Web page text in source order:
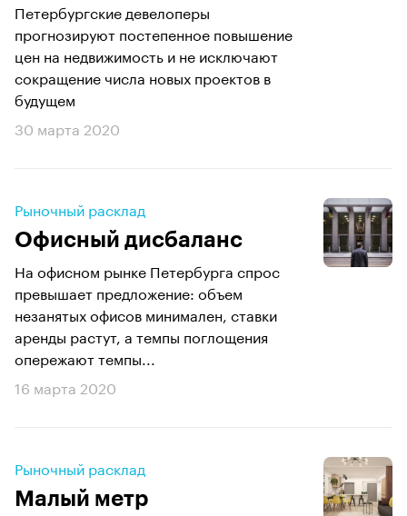
Петербургские девелоперы
прогнозируют постепенное повышение
цен на недвижимость и не исключают
сокращение числа новых проектов в
будущем
30 марта 2020
Рыночный расклад
Офисный дисбаланс
На офисном рынке Петербурга спрос
превышает предложение: объем
незанятых офисов минимален, ставки
аренды растут, а темпы поглощения
опережают темпы...
16 марта 2020
Рыночный расклад
Малый метр